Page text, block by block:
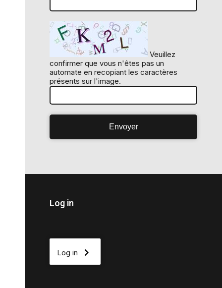
Veuillez
confirmer que vous n'êtes pas un
automate en recopiant les caractères
présents sur l'image.
Log in
Log in